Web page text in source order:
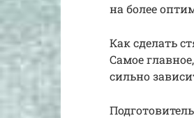
на более
Как сделать
Самое
сильно